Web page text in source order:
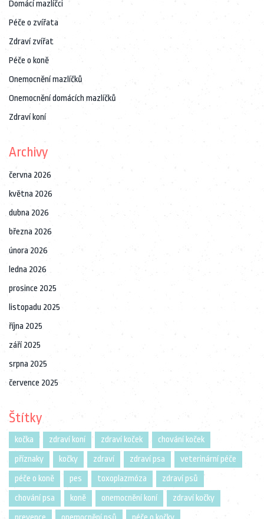
Domácí mazlíčci
Péče o zvířata
Zdraví zvířat
Péče o koně
Onemocnění mazlíčků
Onemocnění domácích mazlíčků
Zdraví koní
Archivy
června 2026
května 2026
dubna 2026
března 2026
února 2026
ledna 2026
prosince 2025
listopadu 2025
října 2025
září 2025
srpna 2025
července 2025
Štítky
kočka zdraví koní zdraví koček
chování koček
příznaky
kočky zdraví zdraví psa
veterinární péče
péče o koně
pes toxoplazmóza
zdraví psů
chování psa
koně onemocnění koní
zdraví kočky